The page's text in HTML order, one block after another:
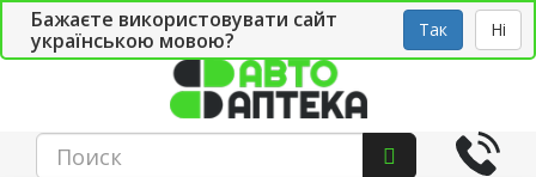
Бажаєте використовувати сайт
українською мовою?
Так Ні
СТО Укр